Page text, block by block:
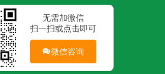
无需加微信
扫一扫或点击即可
微信咨询